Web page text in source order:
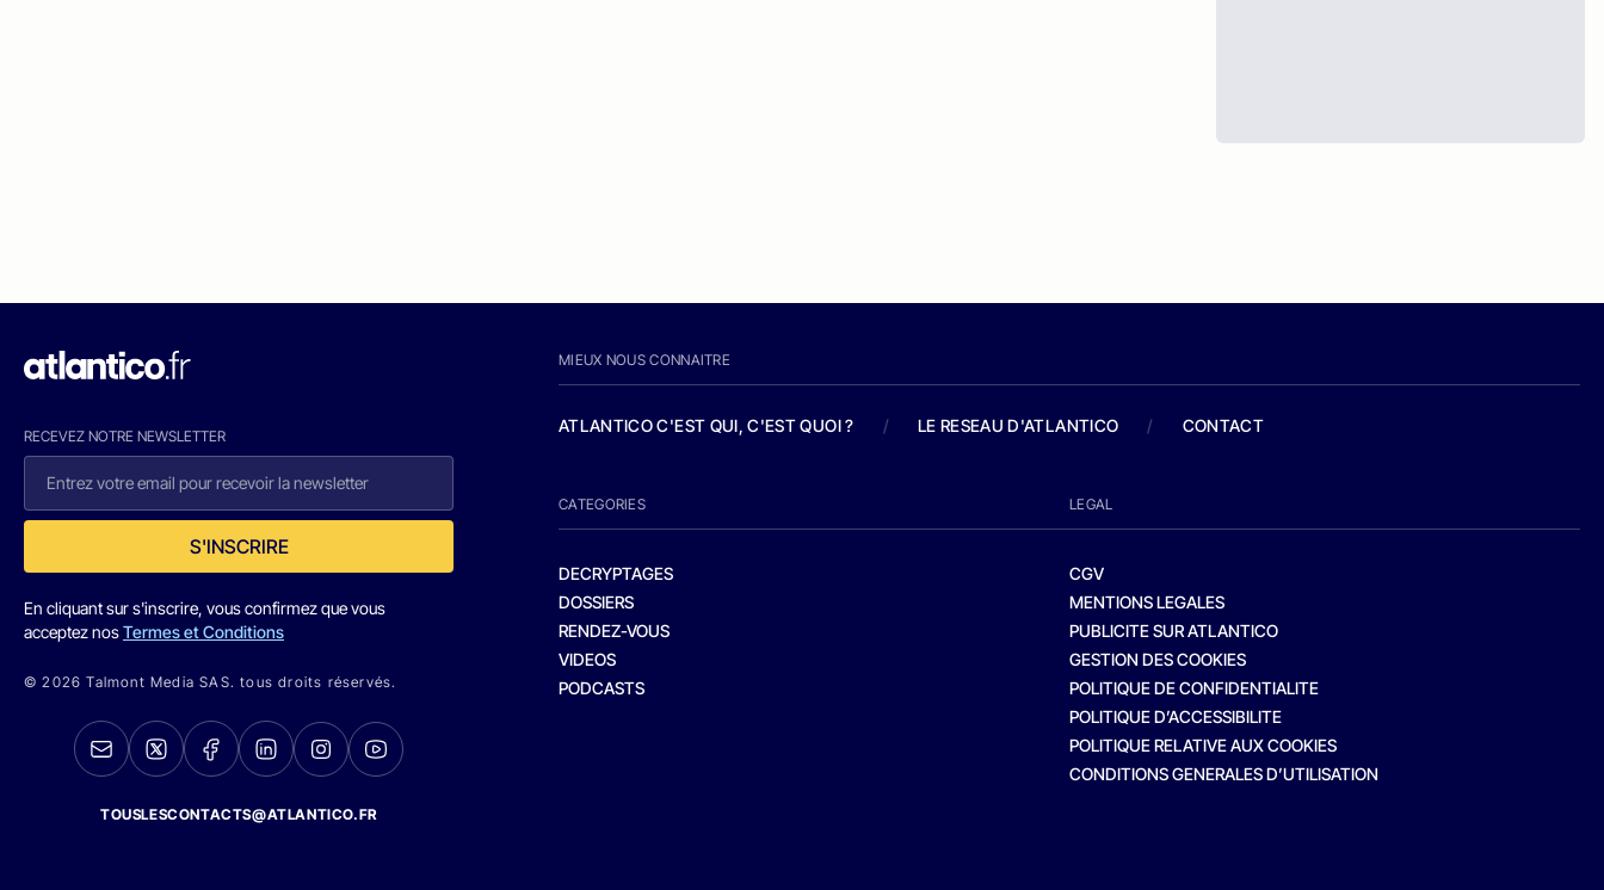
RECEVEZ NOTRE NEWSLETTER
S'INSCRIRE
En cliquant sur s'inscrire, vous confirmez que vous
acceptez nosTermes et Conditions
© 2026 Talmont Media SAS. tous droits réservés.
TOUSLESCONTACTS@ATLANTICO.FR
MIEUX NOUS CONNAITRE
ATLANTICO C'EST QUI, C'EST QUOI ? / LE RESEAU D'ATLANTICO / CONTACT
CATEGORIES
DECRYPTAGES
DOSSIERS
RENDEZ-VOUS
VIDEOS
PODCASTS
LEGAL
CGV
MENTIONS LEGALES
PUBLICITE SUR ATLANTICO
GESTION DES COOKIES
POLITIQUE DE CONFIDENTIALITE
POLITIQUE D’ACCESSIBILITE
POLITIQUE RELATIVE AUX COOKIES
CONDITIONS GENERALES D’UTILISATION